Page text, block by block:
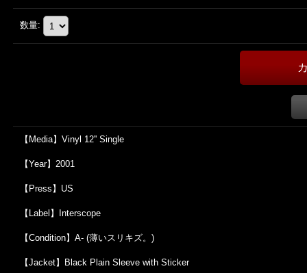
数量:
【Media】Vinyl 12'' Single
【Year】2001
【Press】US
【Label】Interscope
【Condition】A- (薄いスリキズ。)
【Jacket】Black Plain Sleeve with Sticker